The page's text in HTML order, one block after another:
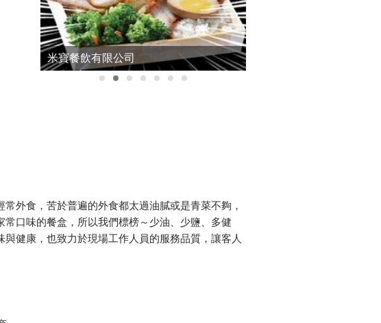
我們的行列。
米寶餐飲有限公司
外食，苦於普遍的外食都太過油膩或是青菜不夠，
口味的餐盒，所以我們標榜～少油、少鹽、多健
健康，也致力於現場工作人員的服務品質，讓客人